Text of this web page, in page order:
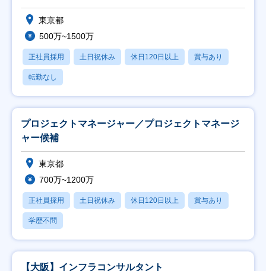
東京都
500万~1500万
正社員採用 土日祝休み 休日120日以上 賞与あり
転勤なし
プロジェクトマネージャー／プロジェクトマネージ
ャー候補
東京都
700万~1200万
正社員採用 土日祝休み 休日120日以上 賞与あり
学歴不問
【大阪】インフラコンサルタント